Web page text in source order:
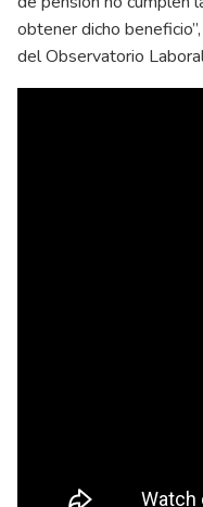
obtener dicho
del Observatorio